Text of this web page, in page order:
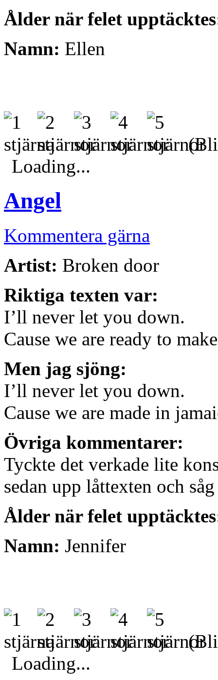
Ålder när felet
Namn: Ellen
(Bli
Loading...
Angel
Kommentera gärna
Artist: Broken door
Riktiga texten var:
I’ll never let you down.
Cause we are ready to
Men jag sjöng:
I’ll never let you down.
Cause we are made in
Övriga kommentarer:
Tyckte det verkade lite
sedan upp låttexten och
Ålder när felet
Namn: Jennifer
(Bli
Loading...